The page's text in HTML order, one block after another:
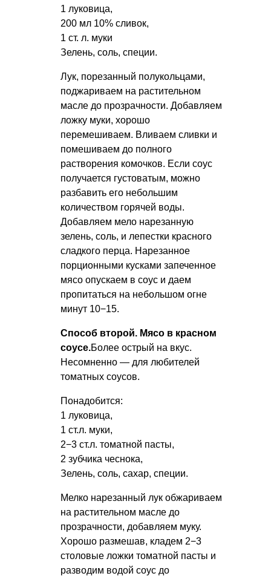
1 луковица,
200 мл 10% сливок,
1 ст. л. муки
Зелень, соль, специи.
Лук, порезанный полукольцами,
поджариваем на растительном
масле до прозрачности. Добавляем
ложку муки, хорошо
перемешиваем. Вливаем сливки и
помешиваем до полного
растворения комочков. Если соус
получается густоватым, можно
разбавить его небольшим
количеством горячей воды.
Добавляем мело нарезанную
зелень, соль, и лепестки красного
сладкого перца. Нарезанное
порционными кусками запеченное
мясо опускаем в соус и даем
пропитаться на небольшом огне
минут 10−15.
Способ второй. Мясо в красном
соусе.Более острый на вкус.
Несомненно — для любителей
томатных соусов.
Понадобится:
1 луковица,
1 ст.л. муки,
2−3 ст.л. томатной пасты,
2 зубчика чеснока,
Зелень, соль, сахар, специи.
Мелко нарезанный лук обжариваем
на растительном масле до
прозрачности, добавляем муку.
Хорошо размешав, кладем 2−3
столовые ложки томатной пасты и
разводим водой соус до